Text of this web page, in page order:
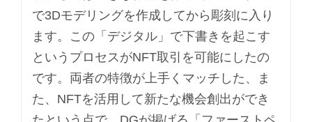
で3Dモデリングを作成してから彫刻に入り
ます。この「デジタル」で下書きを起こす
というプロセスがNFT取引を可能にしたの
です。両者の特徴が上手くマッチした、ま
た、NFTを活用して新たな機会創出ができ